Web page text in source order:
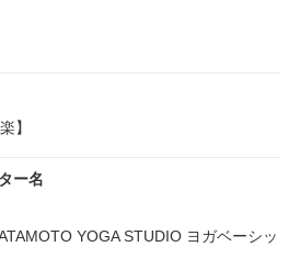
】
ー名
YOGA STUDIO ヨガベーシッ